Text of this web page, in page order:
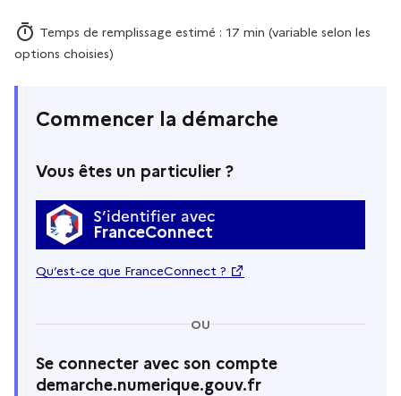
Temps de remplissage estimé : 17 min (variable selon les
options choisies)
Commencer la démarche
Vous êtes un particulier ?
S’identifier avec
FranceConnect
Qu’est-ce que FranceConnect ?
OU
Se connecter avec son compte
demarche.numerique.gouv.fr